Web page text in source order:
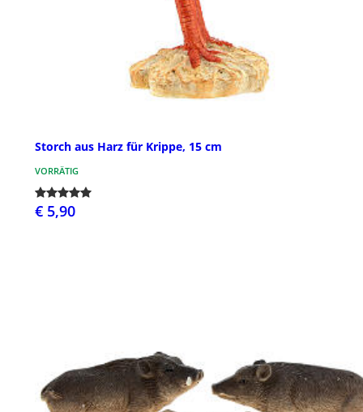
Storch aus Harz für Krippe, 15 cm
VORRÄTIG
€ 5,90